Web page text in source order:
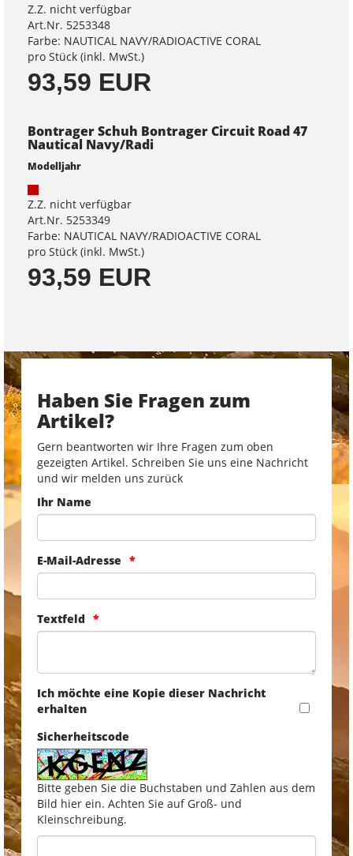
Z.Z. nicht verfügbar
Art.Nr. 5253348
Farbe: NAUTICAL NAVY/RADIOACTIVE CORAL
pro Stück (inkl. MwSt.)
93,59 EUR
Bontrager Schuh Bontrager Circuit Road 47
Nautical Navy/Radi
Modelljahr
Z.Z. nicht verfügbar
Art.Nr. 5253349
Farbe: NAUTICAL NAVY/RADIOACTIVE CORAL
pro Stück (inkl. MwSt.)
93,59 EUR
Haben Sie Fragen zum
Artikel?
Gern beantworten wir Ihre Fragen zum oben
gezeigten Artikel. Schreiben Sie uns eine Nachricht
und wir melden uns zurück
Ihr Name
E-Mail-Adresse
Textfeld
Ich möchte eine Kopie dieser Nachricht
erhalten
Sicherheitscode
Bitte geben Sie die Buchstaben und Zahlen aus dem
Bild hier ein. Achten Sie auf Groß- und
Kleinschreibung.